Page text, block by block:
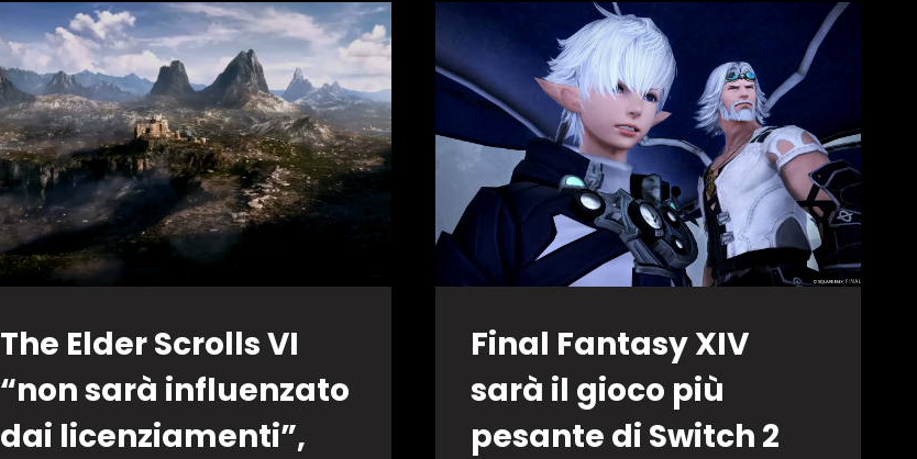
PUZZLE
BOX
MA
PIUTTOSTO
ENIGMI
AMBIENTALI
CRY
È
IN
SVILUPPO,
MENTRE
UN
PROGETTO
MINORE
È
STATO
CANCELLATO
The Elder Scrolls VI
“non sarà influenzato
dai licenziamenti”,
Final Fantasy XIV
sarà il gioco più
pesante di Switch 2